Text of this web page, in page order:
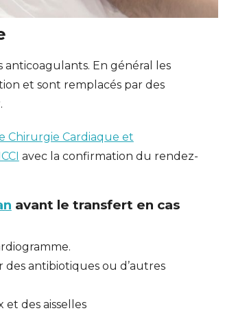
anticoagulants. En général les
et sont remplacés par des
Chirurgie Cardiaque et
avec la confirmation du rendez-
avant le transfert en cas
antibiotiques ou d’autres
des aisselles